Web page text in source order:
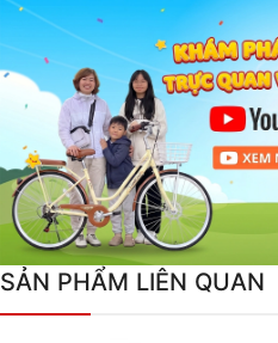
SẢN PHẨM LIÊN QUAN